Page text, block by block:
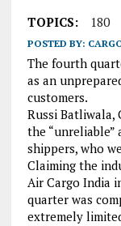
TOPICS: 180
POSTED BY:
The fourth
as an
customers.
Russi Batliwala,
the
shippers, who
Claiming the
Air Cargo India
quarter was
extremely